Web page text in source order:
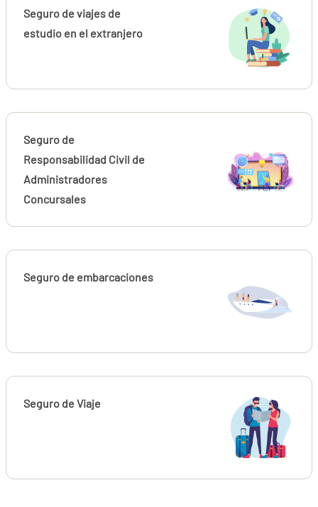
Seguro de viajes de
estudio en el extranjero
Seguro de
Responsabilidad Civil de
Administradores
Concursales
Seguro de embarcaciones
Seguro de Viaje